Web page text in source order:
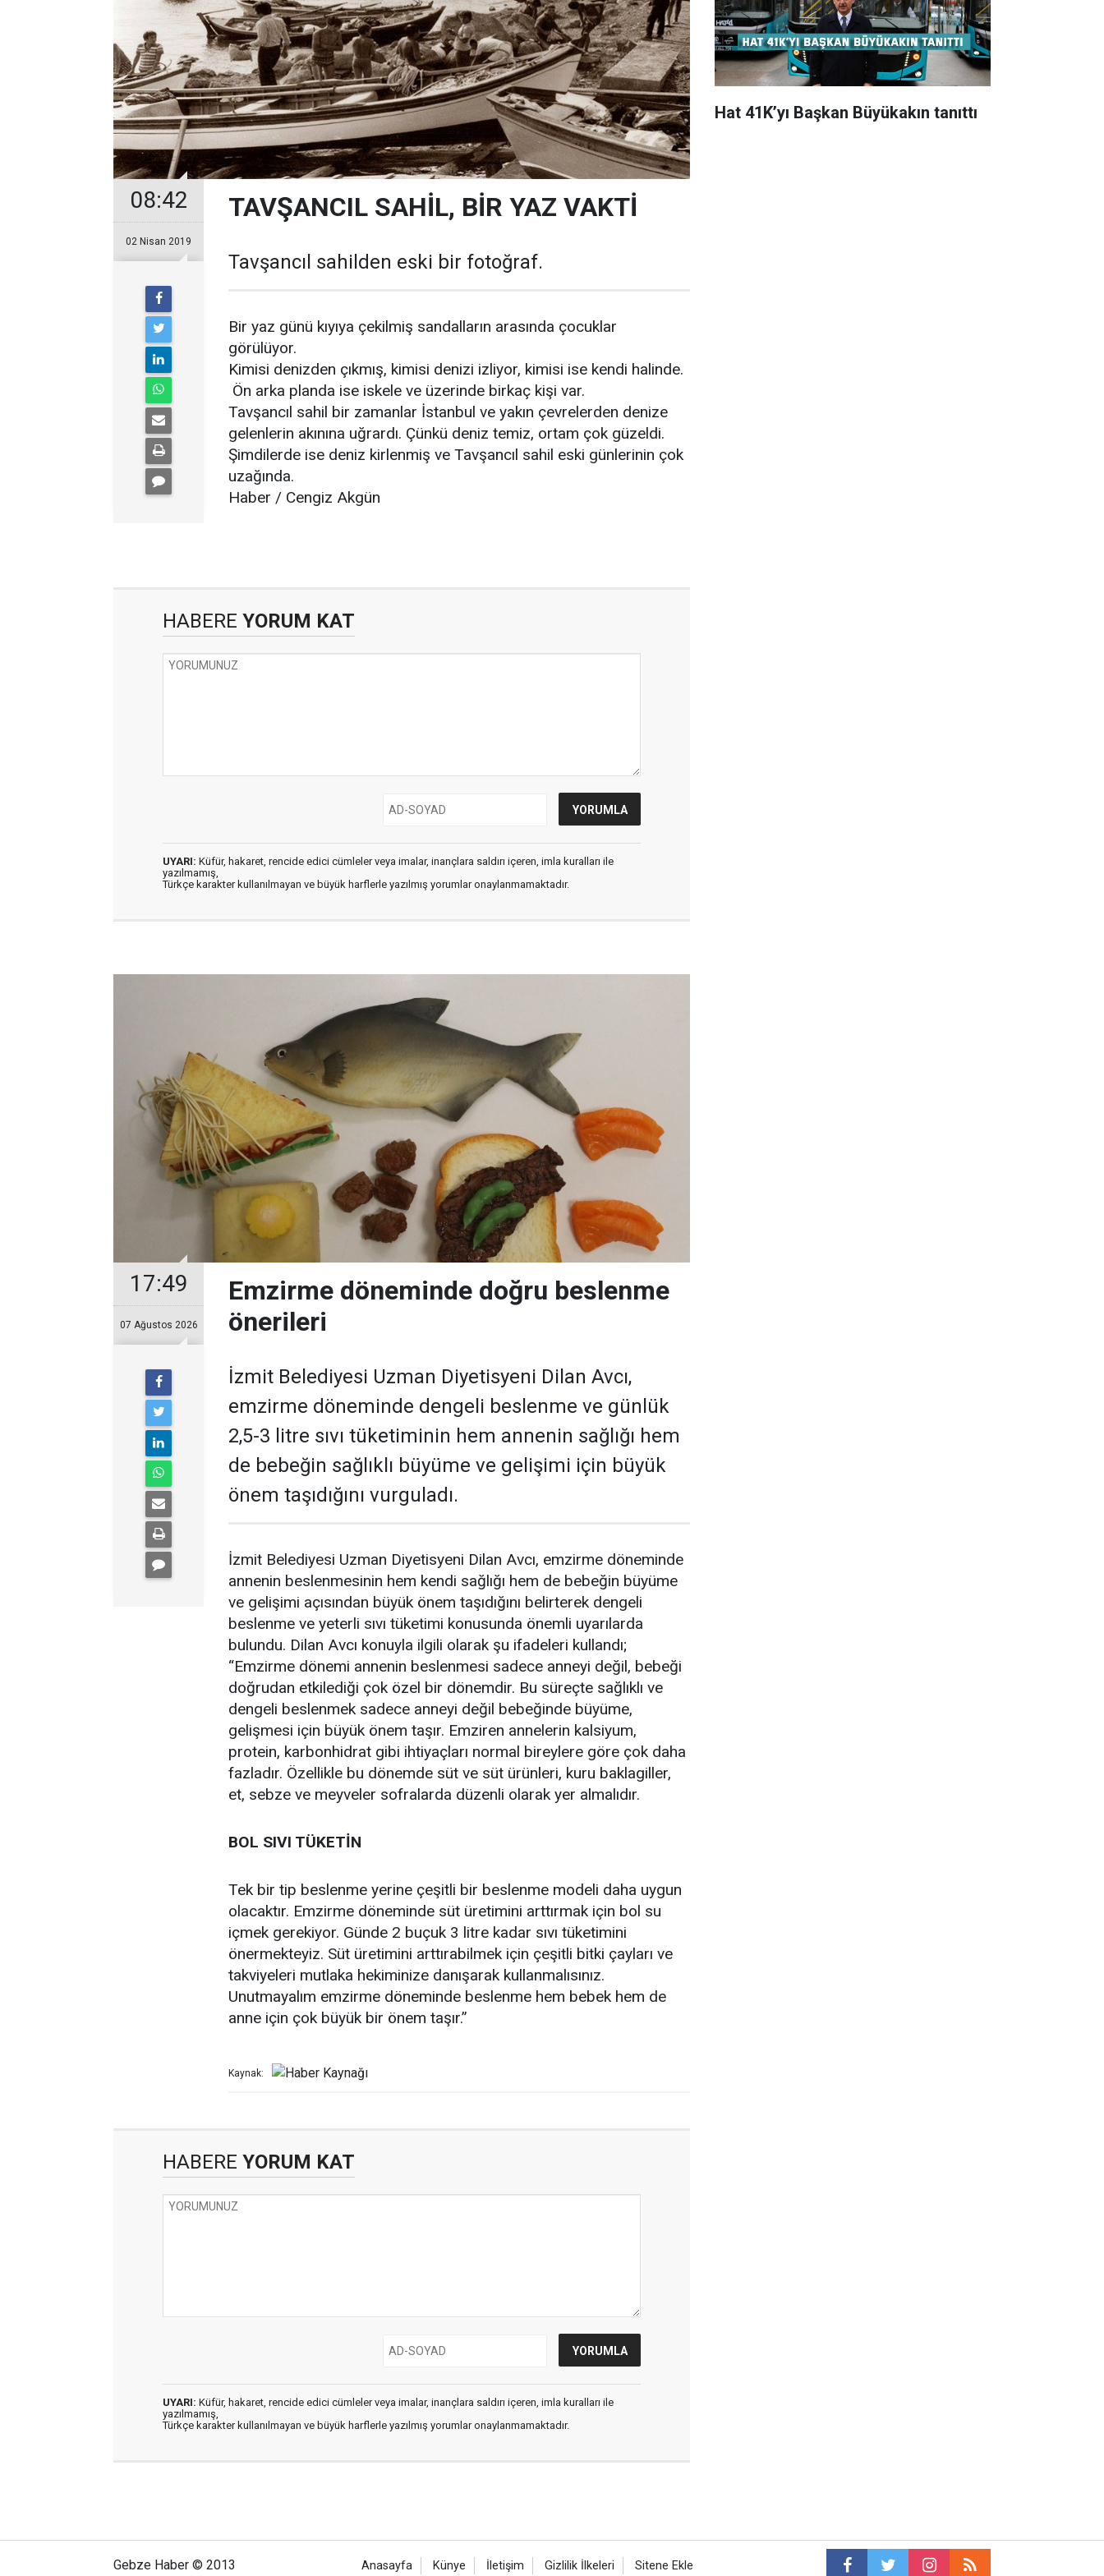
08:42
02 Nisan 2019
TAVŞANCIL SAHİL, BİR YAZ VAKTİ
Tavşancıl sahilden eski bir fotoğraf.
Bir yaz günü kıyıya çekilmiş sandalların arasında çocuklar
görülüyor.
Kimisi denizden çıkmış, kimisi denizi izliyor, kimisi ise kendi halinde.
Ön arka planda ise iskele ve üzerinde birkaç kişi var.
Tavşancıl sahil bir zamanlar İstanbul ve yakın çevrelerden denize
gelenlerin akınına uğrardı. Çünkü deniz temiz, ortam çok güzeldi.
Şimdilerde ise deniz kirlenmiş ve Tavşancıl sahil eski günlerinin çok
uzağında.
Haber / Cengiz Akgün
HABERE YORUM KAT
UYARI: Küfür, hakaret, rencide edici cümleler veya imalar, inançlara saldırı içeren, imla kuralları ile
yazılmamış,
Türkçe karakter kullanılmayan ve büyük harflerle yazılmış yorumlar onaylanmamaktadır.
17:49
07 Ağustos 2026
Emzirme döneminde doğru beslenme
önerileri
İzmit Belediyesi Uzman Diyetisyeni Dilan Avcı,
emzirme döneminde dengeli beslenme ve günlük
2,5-3 litre sıvı tüketiminin hem annenin sağlığı hem
de bebeğin sağlıklı büyüme ve gelişimi için büyük
önem taşıdığını vurguladı.
İzmit Belediyesi Uzman Diyetisyeni Dilan Avcı, emzirme döneminde
annenin beslenmesinin hem kendi sağlığı hem de bebeğin büyüme
ve gelişimi açısından büyük önem taşıdığını belirterek dengeli
beslenme ve yeterli sıvı tüketimi konusunda önemli uyarılarda
bulundu. Dilan Avcı konuyla ilgili olarak şu ifadeleri kullandı;
“Emzirme dönemi annenin beslenmesi sadece anneyi değil, bebeği
doğrudan etkilediği çok özel bir dönemdir. Bu süreçte sağlıklı ve
dengeli beslenmek sadece anneyi değil bebeğinde büyüme,
gelişmesi için büyük önem taşır. Emziren annelerin kalsiyum,
protein, karbonhidrat gibi ihtiyaçları normal bireylere göre çok daha
fazladır. Özellikle bu dönemde süt ve süt ürünleri, kuru baklagiller,
et, sebze ve meyveler sofralarda düzenli olarak yer almalıdır.
BOL SIVI TÜKETİN
Tek bir tip beslenme yerine çeşitli bir beslenme modeli daha uygun
olacaktır. Emzirme döneminde süt üretimini arttırmak için bol su
içmek gerekiyor. Günde 2 buçuk 3 litre kadar sıvı tüketimini
önermekteyiz. Süt üretimini arttırabilmek için çeşitli bitki çayları ve
takviyeleri mutlaka hekiminize danışarak kullanmalısınız.
Unutmayalım emzirme döneminde beslenme hem bebek hem de
anne için çok büyük bir önem taşır.”
Kaynak:
HABERE YORUM KAT
UYARI: Küfür, hakaret, rencide edici cümleler veya imalar, inançlara saldırı içeren, imla kuralları ile
yazılmamış,
Türkçe karakter kullanılmayan ve büyük harflerle yazılmış yorumlar onaylanmamaktadır.
Hat 41K’yı Başkan Büyükakın tanıttı
Gebze Haber © 2013 Anasayfa Künye İletişim Gizlilik İlkeleri Sitene Ekle